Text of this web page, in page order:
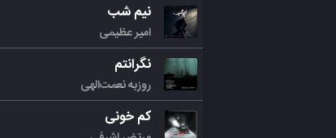
نیم شب
امیر عظیمی
نگرانتم
روزبه نعمت‌الهی
کم خونی